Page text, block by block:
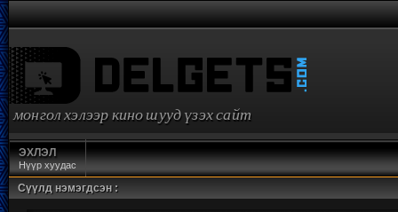
монгол хэлээр кино шууд үзэх сайт
ЭХЛЭЛ
Нүүр хуудас
Сүүлд нэмэгдсэн :